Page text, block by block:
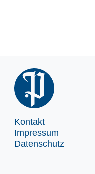
Kontakt
Impressum
Datenschutz